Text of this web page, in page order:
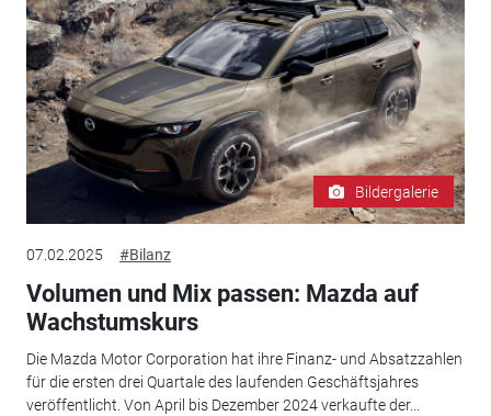
Bildergalerie
07.02.2025 #Bilanz
Volumen und Mix passen: Mazda auf
Wachstumskurs
Die Mazda Motor Corporation hat ihre Finanz- und Absatzzahlen
für die ersten drei Quartale des laufenden Geschäftsjahres
veröffentlicht. Von April bis Dezember 2024 verkaufte der...